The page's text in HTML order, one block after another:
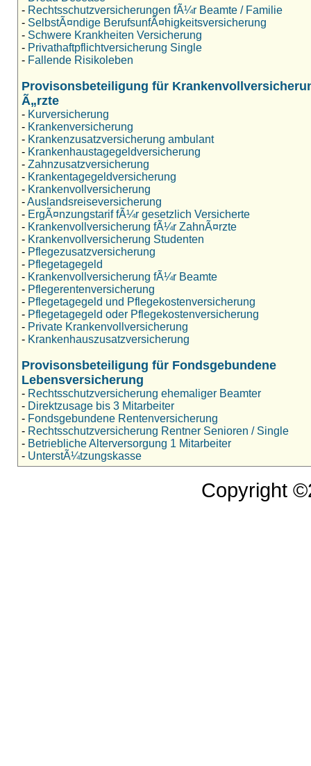
- Rechtsschutzversicherungen fÃ¼r Beamte / Familie
- SelbstÃ¤ndige BerufsunfÃ¤higkeitsversicherung
- Schwere Krankheiten Versicherung
- Privathaftpflichtversicherung Single
- Fallende Risikoleben
Provisonsbeteiligung für
Ã„rzte
- Kurversicherung
- Krankenversicherung
- Krankenzusatzversicherung ambulant
- Krankenhaustagegeldversicherung
- Zahnzusatzversicherung
- Krankentagegeldversicherung
- Krankenvollversicherung
-Auslandsreiseversicherung
- ErgÃ¤nzungstarif fÃ¼r gesetzlich Versicherte
- Krankenvollversicherung fÃ¼r ZahnÃ¤rzte
- Krankenvollversicherung Studenten
- Pflegezusatzversicherung
- Pflegetagegeld
- Krankenvollversicherung fÃ¼r Beamte
- Pflegerentenversicherung
- Pflegetagegeld und Pflegekostenversicherung
- Pflegetagegeld oder Pflegekostenversicherung
- Private Krankenvollversicherung
- Krankenhauszusatzversicherung
Provisonsbeteiligung für Fondsgebundene
Lebensversicherung
- Rechtsschutzversicherung ehemaliger Beamter
- Direktzusage bis 3 Mitarbeiter
- Fondsgebundene Rentenversicherung
- Rechtsschutzversicherung Rentner Senioren / Single
- Betriebliche Alterversorgung 1 Mitarbeiter
- UnterstÃ¼tzungskasse
Copyright